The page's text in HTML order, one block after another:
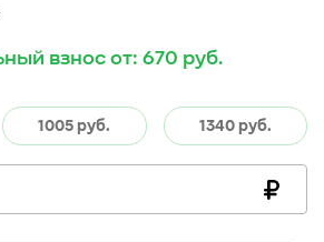
взнос от: 670 руб.
1005 руб. 1340 руб.